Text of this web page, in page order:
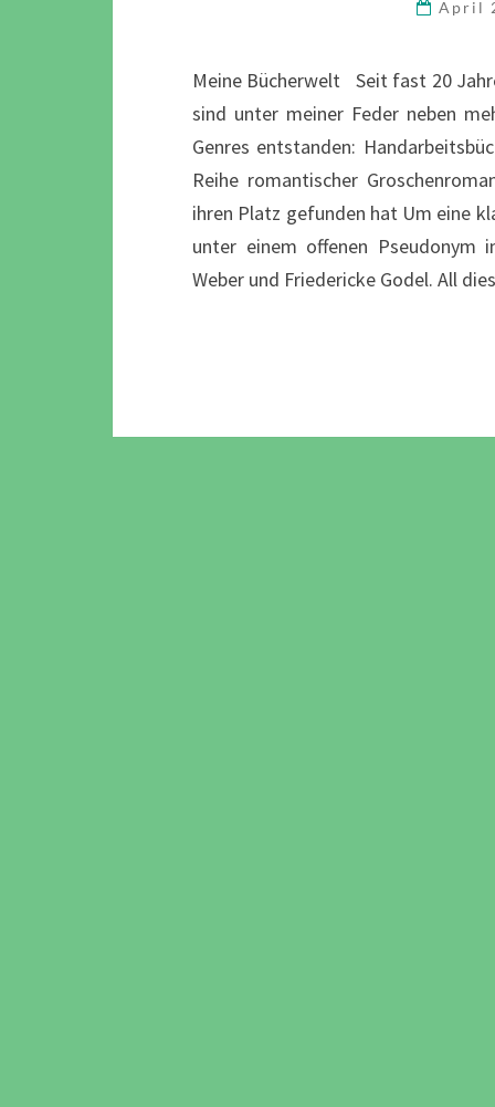
April
Meine Bücherwelt Seit fast 20
sind unter meiner Feder neben
Genres entstanden:
Reihe romantischer
ihren Platz gefunden hat Um eine
unter einem offenen Pseudonym
Weber und Friedericke Godel. All